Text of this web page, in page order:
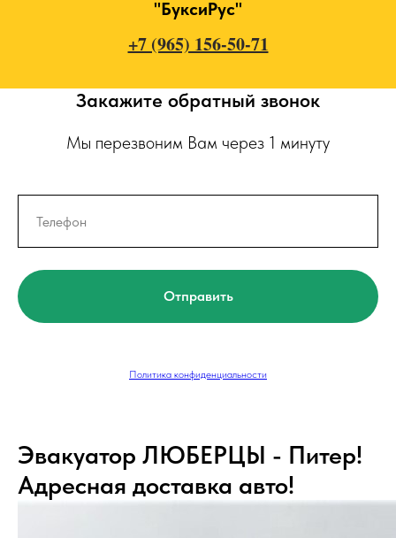
"БуксиРус"
+7 (965) 156-50-71
Закажите обратный звонок
Мы перезвоним Вам через 1 минуту
Отправить
Политика конфиденциальности
Эвакуатор ЛЮБЕРЦЫ - Питер!
Адресная доставка авто!